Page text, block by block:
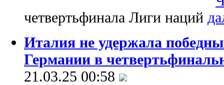
четвертьфинала Лиги наций
Италия не удержала
Германии в
21.03.25 00:58